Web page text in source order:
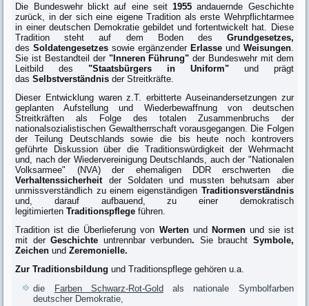
Die Bundeswehr blickt auf eine seit1955 andauernde Geschichte
zurück, in der sich eine eigene Tradition als erste Wehrpflichtarmee
in einer deutschen Demokratie gebildet und fortentwickelt hat. Diese
Tradition steht auf dem Boden des Grundgesetzes,
desSoldatengesetzessowie ergänzender Erlasseund Weisungen.
Sie ist Bestandteil der "Inneren Führung" der Bundeswehr mit dem
Leitbild des"Staatsbürgers in Uniform"und prägt
dasSelbstverständnisder Streitkräfte.
Dieser Entwicklung waren z.T. erbitterte Auseinandersetzungen zur
geplanten Aufstellung und Wiederbewaffnung von deutschen
Streitkräften als Folge des totalen Zusammenbruchs der
nationalsozialistischen Gewaltherrschaft vorausgegangen. Die Folgen
der Teilung Deutschlands sowie die bis heute noch kontrovers
geführte Diskussion über die Traditionswürdigkeit der Wehrmacht
und, nach der Wiedervereinigung Deutschlands, auch der "Nationalen
Volksarmee" (NVA) der ehemaligen DDR erschwerten die
Verhaltenssicherheit der Soldaten und mussten behutsam aber
unmissverständlich zu einem eigenständigen Traditionsverständnis
und, darauf aufbauend, zu einer demokratisch
legitimiertenTraditionspflegeführen.
Tradition ist die Überlieferung von Werten und Normenund sie ist
mit derGeschichte untrennbar verbunden. Sie braucht Symbole,
Zeichen undZeremonielle.
Zur Traditionsbildungund Traditionspflege gehören u.a.
die
Farben Schwarz-Rot-Gold als nationale Symbolfarben
deutscher Demokratie,